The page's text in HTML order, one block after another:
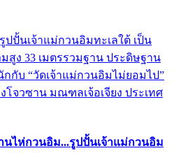
ปั้นเจ้าแม่กวนอิมทะเลใต้ เป็น
สูง 33 เมตรรวมฐาน ประดิษฐาน
กับ “วัดเจ้าแม่กวนอิมไม่ยอมไป”
โจวซาน มณฑลเจ้อเจียง ประเทศ
นไห่กวนอิม...รูปปั้นเจ้าแม่กวนอิม